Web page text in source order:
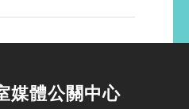
媒體公關中心